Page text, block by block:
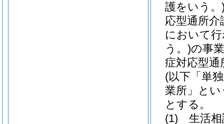
護をいう。
応型通所介
において
う。)の事
症対応型通
(以下「単
業所」とい
とする。
(1)
生活